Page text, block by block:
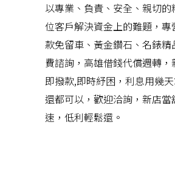
以專業、負責、安全、親切
位客戶解決資金上的難題，專
款免留車、黃金鑽石、名錶精
費諮詢，高雄借錢代償週轉，
即撥款,即時紓困，利息用幾
還都可以，歡迎洽詢，新店當
速，低利輕鬆還。